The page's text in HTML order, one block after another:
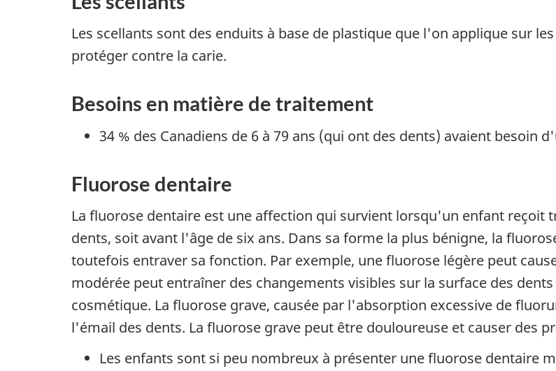
Les scellants sont des enduits à base de plastique que l'on applique sur
protéger contre la carie.
Besoins en matière de traitement
34 % des Canadiens de 6 à 79 ans (qui ont des dents) avaient besoin
Fluorose dentaire
La fluorose dentaire est une affection qui survient lorsqu'un enfant reçoit
dents, soit avant l'âge de six ans. Dans sa forme la plus bénigne, la
toutefois entraver sa fonction. Par exemple, une fluorose légère peut
modérée peut entraîner des changements visibles sur la surface des
cosmétique. La fluorose grave, causée par l'absorption excessive de
l'émail des dents. La fluorose grave peut être douloureuse et causer des
Les enfants sont si peu nombreux à présenter une fluorose dentaire